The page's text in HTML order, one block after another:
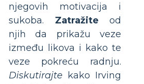
njegovih motivacija i
sukoba. Zatražite od
njih da prikažu veze
između likova i kako te
veze pokreću radnju.
Diskutirajte kako Irving